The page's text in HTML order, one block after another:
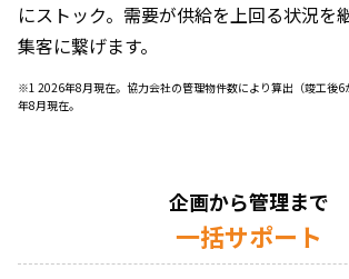
にストック。需要が供給を上回る状況を
集客に繋げます。
※1 2026年8月現在。協力会社の管理物件数により算出（竣工後
年8月現在。
企画から管理まで
一括サポート